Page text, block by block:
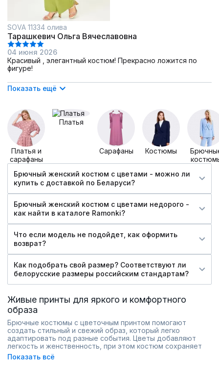
SOVA 11334 олива
Тарашкевич Ольга Вячеславовна
04 июня 2026
Красивый , элегантный костюм! Прекрасно ложится по
фигуре!
Показать ещё
Платья и
сарафаны
Платья
Сарафаны Костюмы
Брючный женский костюм с цветами - можно ли
купить c доставкой по Беларуси?
Брючный женский костюм с цветами недорого -
как найти в каталоге Ramonki?
Что если модель не подойдет, как оформить
возврат?
Как подобрать свой размер? Соответствуют ли
белорусские размеры российским стандартам?
Живые принты для яркого и комфортного
образа
Брючные костюмы с цветочным принтом помогают
создать стильный и свежий образ, который легко
адаптировать под разные события. Цветы добавляют
легкость и женственность, при этом костюм сохраняет
строгость силуэта и аккуратность линий. Такие комплекты
идеально сочетают практичность и визуальную
Показать всё